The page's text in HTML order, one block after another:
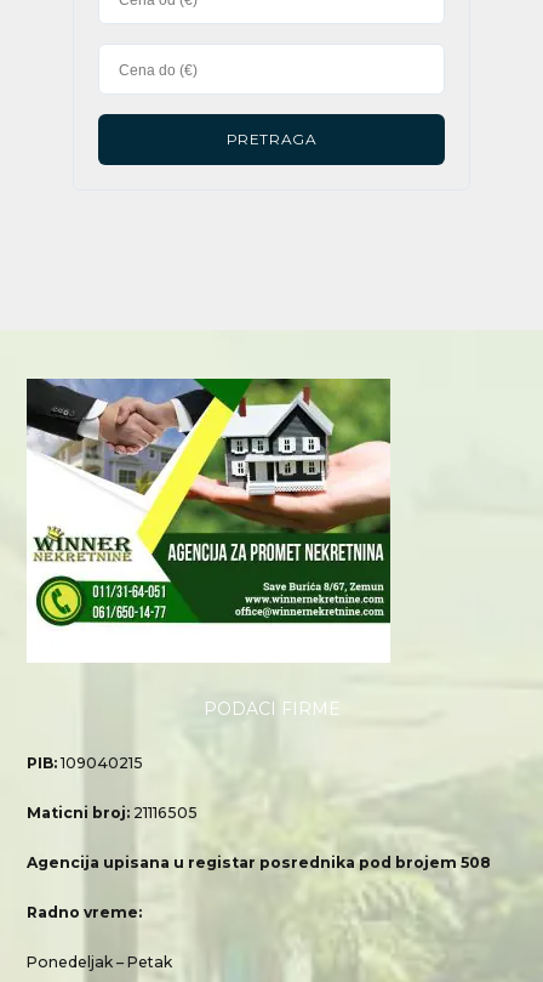
PODACI FIRME
PIB:109040215
Maticni broj: 21116505
Agencija upisana u registar posrednika pod brojem 508
Radno vreme:
Ponedeljak – Petak